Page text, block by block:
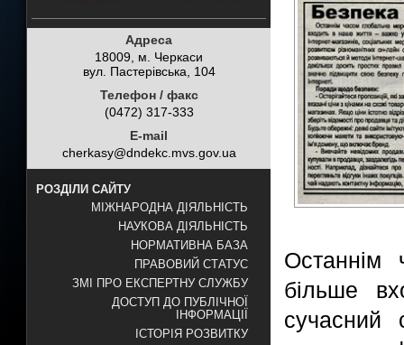
Адреса
18009, м. Черкаси
вул. Пастерівська, 104
Телефон / факс
(0472) 317-333
E-mail
cherkasy@dndekc.mvs.gov.ua
РОЗДІЛИ САЙТУ
МІЖНАРОДНА ДІЯЛЬНІСТЬ
НАУКОВА ДІЯЛЬНІСТЬ
НОРМАТИВНА БАЗА
ПРАВОВИЙ СТАТУС
ЗМІ ПРО ЕКСПЕРТНУ СЛУЖБУ
ДОСТУП ДО ПУБЛІЧНОЇ
ІНФОРМАЦІЇ
ІСТОРІЯ РОЗВИТКУ
Останнім
більше
сучасний